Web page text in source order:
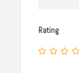
Rating